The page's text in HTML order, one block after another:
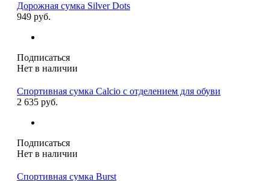
Дорожная сумка Silver Dots
949 руб.
Подписаться
Нет в наличии
Спортивная сумка Calcio с отделением для обуви
2 635 руб.
Подписаться
Нет в наличии
Спортивная сумка Burst